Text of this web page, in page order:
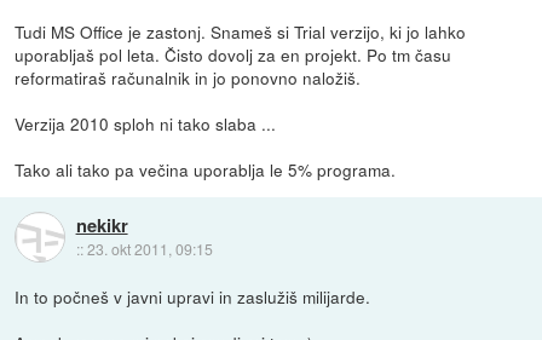
Tudi MS Office je zastonj. Snameš si Trial verzijo, ki jo lahko
uporabljaš pol leta. Čisto dovolj za en projekt. Po tm času
reformatiraš računalnik in jo ponovno naložiš.
Verzija 2010 sploh ni tako slaba ...
Tako ali tako pa večina uporablja le 5% programa.
nekikr
::23. okt 2011, 09:15
In to počneš v javni upravi in zaslužiš milijarde.